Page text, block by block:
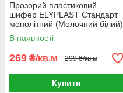
Прозорий пластиковий
шифер ELYPLAST Стандарт
монолітний (Молочний білий)
В наявності
269 ₴/кв.м 299 ₴/кв.м
Купити